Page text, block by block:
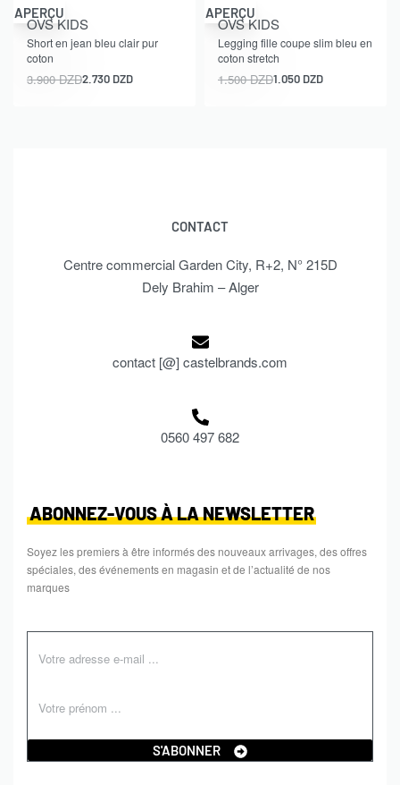
-30% OFF
APERÇU
OVS KIDS
Short en jean bleu clair pur
coton
3.900DZD2.730 DZD
-30% OFF
APERÇU
OVS KIDS
Legging fille coupe slim bleu en
coton stretch
1.500DZD1.050 DZD
CONTACT
Centre commercial Garden City, R+2, N° 215D
Dely Brahim – Alger
contact [@] castelbrands.com
0560 497 682
ABONNEZ-VOUS À LA NEWSLETTER
Soyez les premiers à être informés des nouveaux arrivages, des offres
spéciales, des événements en magasin et de l’actualité de nos
marques
S'ABONNER